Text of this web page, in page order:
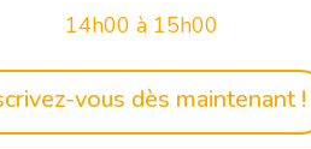
14h00 à 15h00
vous dès maintenant !